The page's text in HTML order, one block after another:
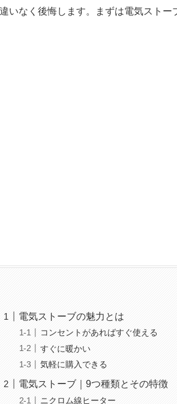
いなく後悔します。まずは電気スト
電気ストーブの魅力とは
コンセントがあればすぐ使える
すぐに暖かい
気軽に購入できる
電気ストーブ｜9つ種類とその特徴
ニクロム線ヒーター